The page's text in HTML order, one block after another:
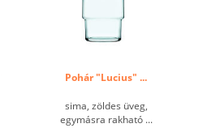
Pohár "Lucius" ...
sima, zöldes üveg,
egymásra rakható ...